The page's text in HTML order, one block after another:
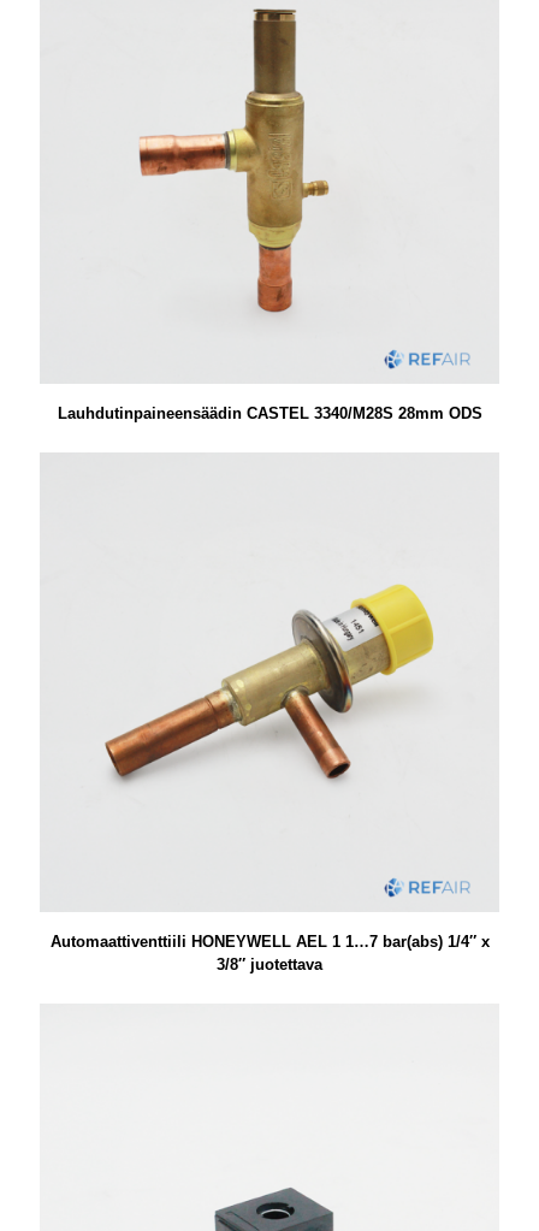
Lauhdutinpaineensäädin CASTEL 3340/M28S 28mm ODS
Automaattiventtiili HONEYWELL AEL 1 1…7 bar(abs) 1/4″ x
3/8″ juotettava